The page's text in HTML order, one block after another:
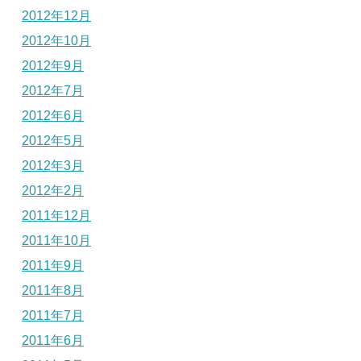
2012年12月
2012年10月
2012年9月
2012年7月
2012年6月
2012年5月
2012年3月
2012年2月
2011年12月
2011年10月
2011年9月
2011年8月
2011年7月
2011年6月